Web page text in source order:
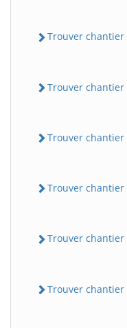
Trouver chantier
Trouver chantier
Trouver chantier
Trouver chantier
Trouver chantier
Trouver chantier